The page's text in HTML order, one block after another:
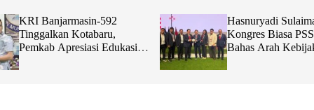
KRI Banjarmasin-592
Tinggalkan Kotabaru,
Pemkab Apresiasi Edukasi
dan Sinergi TNI Bersama
Masyarakat
Hasnuryadi
Kongres Biasa
Bahas Arah
Bola Nasional